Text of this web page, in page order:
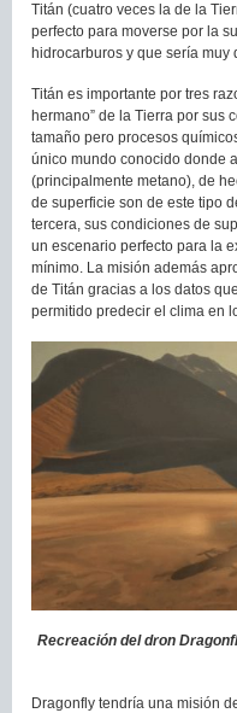
Titán (cuatro veces la de la
perfecto para moverse por la
hidrocarburos y que sería
Titán es importante por tres
hermano” de la Tierra por sus
tamaño pero procesos
único mundo conocido donde
(principalmente metano), de
de superficie son de este tipo
tercera, sus condiciones de
un escenario perfecto para la
mínimo. La misión además
de Titán gracias a los datos
permitido predecir el clima en
Recreación del dron
Dragonfly tendría una misión